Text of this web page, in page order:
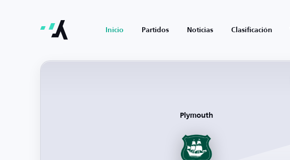
Inicio Partidos Noticias Clasificación
Plymouth